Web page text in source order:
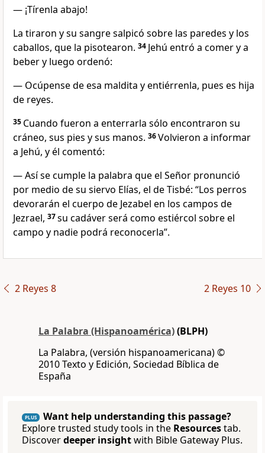
— ¡Tírenla abajo!
La tiraron y su sangre salpicó sobre las paredes y los
caballos, que la pisotearon. 34 Jehú entró a comer y a
beber y luego ordenó:
— Ocúpense de esa maldita y entiérrenla, pues es hija
de reyes.
35 Cuando fueron a enterrarla sólo encontraron su
cráneo, sus pies y sus manos. 36Volvieron a informar
a Jehú, y él comentó:
— Así se cumple la palabra que el Señor pronunció
por medio de su siervo Elías, el de Tisbé: “Los perros
devorarán el cuerpo de Jezabel en los campos de
Jezrael, 37su cadáver será como estiércol sobre el
campo y nadie podrá reconocerla”.
2 Reyes 8 2 Reyes 10
La Palabra (Hispanoamérica)(BLPH)
La Palabra, (versión hispanoamericana) ©
2010 Texto y Edición, Sociedad Bíblica de
España
PLUS
Want help understanding this passage?
Explore trusted study tools in the Resourcestab.
Discoverdeeper insightwith Bible Gateway Plus.